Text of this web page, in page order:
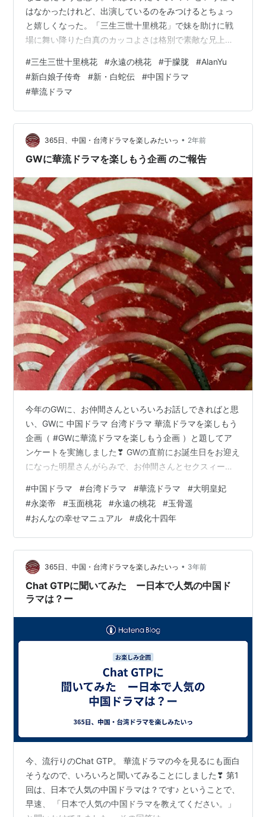
はなかったけれど、出演しているのをみつけるとちょっ
と嬉しくなった。「三生三世十里桃花」で妹を助けに戦
場に舞い降りた白真のカッコよさは格別で素敵な兄上だ
花」豆瓣より 折顔と白真のいる桃林は本当に桃源郷のよ
うだった 「三生三世十里桃花」 中国ドラマのファンにと
って殆ど通る道だと思うのがこの作品と「夜華ロス」。
はい、私も通りました。 神仙もののひな型を作った、と
言える作品で天界→人間界→天界と舞台を変え…
#三生三世十里桃花 #永遠の桃花 #于朦胧 #AlanYu
#新白娘子传奇 #新・白蛇伝 #中国ドラマ
#華流ドラマ
365日、中国・台湾ドラマを楽しみたいっ • 2年前
GWに華流ドラマを楽しもう企画 のご報告
今年のGWに、お仲間さんといろいろお話しできればと思
い、GWに 中国ドラマ 台湾ドラマ 華流ドラマを楽しもう
企画（ #GWに華流ドラマを楽しもう企画 ）と題してア
ンケートを実施しました❣ GWの直前にお誕生日をお迎え
になった明星さんがらみで、お仲間さんとセクスィーな
ラマの中で、お話ししやすいネタもあって、休祝日限定7
日間、7つのアンケートを実施。 以下、まとめてご報告
します😊 ＜その①・1日目＞お気に入りの乱れ髪もステ
キなキャラ 経過では見るたびに状況が変わる激戦でし
た。 その接戦を制してTOPは大明皇妃 朱噡基 朱亜文 さ
ん。乱れ髪からも色気…
#中国ドラマ #台湾ドラマ #華流ドラマ #大明皇妃
#永楽帝 #玉面桃花 #永遠の桃花 #玉骨遥
#おんなの幸せマニュアル #成化十四年
365日、中国・台湾ドラマを楽しみたいっ • 3年前
Chat GTPに聞いてみた ー日本で人気の中国ド
ラマは？ー
今、流行りのChat GTP。 華流ドラマの今を見るにも面白
そうなので、いろいろと聞いてみることにしました❣ 第1
回は、日本で人気の中国ドラマは？です♪ ということで、
早速、 「日本で人気の中国ドラマを教えてください。」